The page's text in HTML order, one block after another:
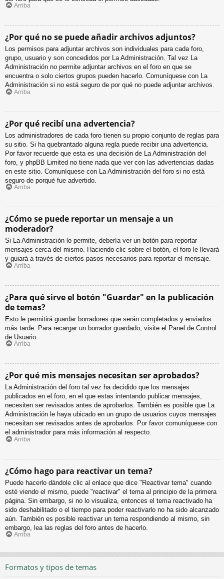
Arriba
¿Por qué no se puede añadir archivos adjuntos?
Los permisos para adjuntar archivos son individuales para cada foro,
grupo, usuario y son concedidos por La Administración. Tal vez La
Administración no permite adjuntar archivos en el foro en que se
encuentra o solo ciertos grupos pueden hacerlo. Comuníquese con La
Administración si no está seguro de por qué no puede adjuntar archivos.
Arriba
¿Por qué recibí una advertencia?
Los administradores de cada foro tienen su propio conjunto de reglas para
su sitio. Si ha quebrantado alguna regla puede recibir una advertencia.
Por favor recuerde que esta es una decisión de La Administración del
foro, y phpBB Limited no tiene nada que ver con las advertencias dadas
en este sitio. Comuníquese con La Administración del foro si no está
seguro de porqué fue advertido.
Arriba
¿Cómo se puede reportar un mensaje a un
moderador?
Si La Administración lo permite, debería ver un botón para reportar
mensajes cerca del mismo. Haciendo clic sobre el botón, el foro le llevará
y guiará a través de ciertos pasos necesarios para reportar el mensaje.
Arriba
¿Para qué sirve el botón "Guardar" en la publicación
de temas?
Esto le permitirá guardar borradores que serán completados y enviados
más tarde. Para recargar un borrador guardado, visite el Panel de Control
de Usuario.
Arriba
¿Por qué mis mensajes necesitan ser aprobados?
La Administración del foro tal vez ha decidido que los mensajes
publicados en el foro, en el que estas intentando publicar mensajes,
necesiten ser revisados antes de aprobarlos. También es posible que La
Administración le haya ubicado en un grupo de usuarios cuyos mensajes
necesitan ser revisados antes de aprobarlos. Por favor comuníquese con
el administrador para más información al respecto.
Arriba
¿Cómo hago para reactivar un tema?
Puede hacerlo dándole clic al enlace que dice "Reactivar tema" cuando
esté viendo el mismo, puede "reactivar" el tema al principio de la primera
página. Sin embargo, si no lo visualiza, entonces el tema reactivado ha
sido deshabilitado o el tiempo para poder reactivarlo no ha sido alcanzado
aún. También es posible reactivar un tema respondiendo al mismo, sin
embargo, lea las reglas del foro antes de hacerlo.
Arriba
Formatos y tipos de temas